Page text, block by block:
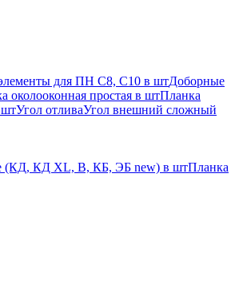
для ПН С8, С10 в штДоборные
околооконная простая в штПланка
штУгол отливаУгол внешний сложный
(КД, КД XL, В, КБ, ЭБ new) в штПланка